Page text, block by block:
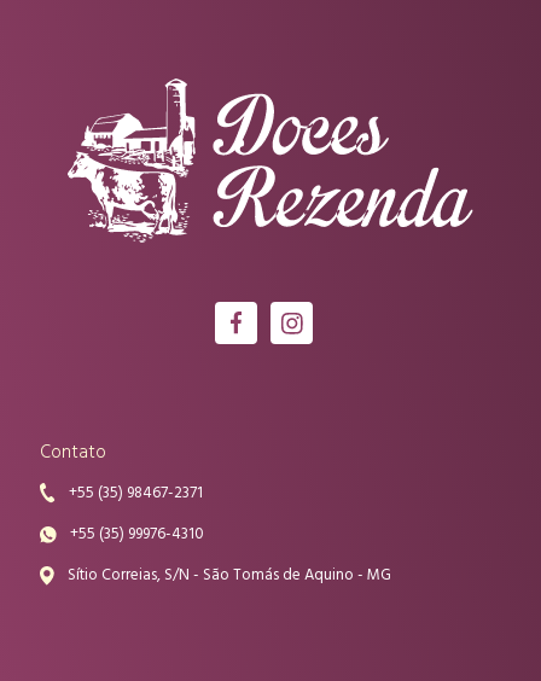
Contato
+55 (35) 98467-2371
+55 (35) 99976-4310
Sítio Correias, S/N - São Tomás de Aquino - MG